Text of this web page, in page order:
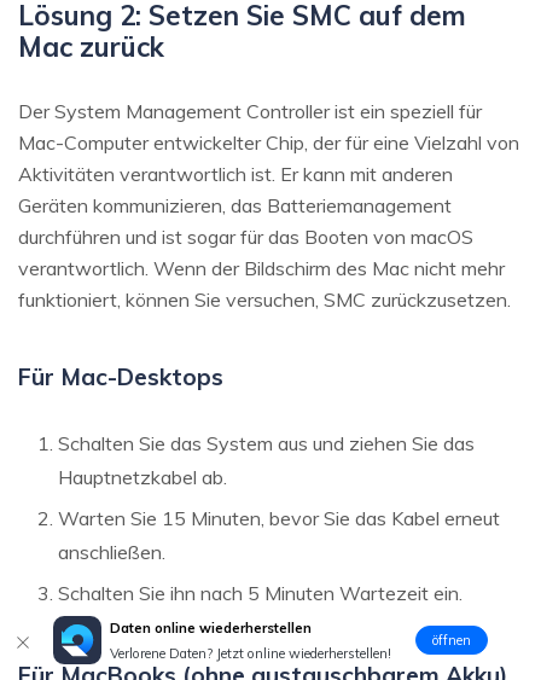
Lösung 2: Setzen Sie SMC auf dem
Mac zurück
Der System Management Controller ist ein speziell für
Mac-Computer entwickelter Chip, der für eine Vielzahl von
Aktivitäten verantwortlich ist. Er kann mit anderen
Geräten kommunizieren, das Batteriemanagement
durchführen und ist sogar für das Booten von macOS
verantwortlich. Wenn der Bildschirm des Mac nicht mehr
funktioniert, können Sie versuchen, SMC zurückzusetzen.
Für Mac-Desktops
Schalten Sie das System aus und ziehen Sie das
Hauptnetzkabel ab.
Warten Sie 15 Minuten, bevor Sie das Kabel erneut
anschließen.
Schalten Sie ihn nach 5 Minuten Wartezeit ein.
Daten online wiederherstellen
Verlorene Daten? Jetzt online wiederherstellen!
öffnen